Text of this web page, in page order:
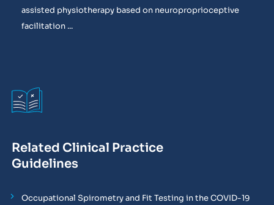
assisted physiotherapy based on neuroproprioceptive
facilitation ...
Related Clinical Practice
Guidelines
Occupational Spirometry and Fit Testing in the COVID-19